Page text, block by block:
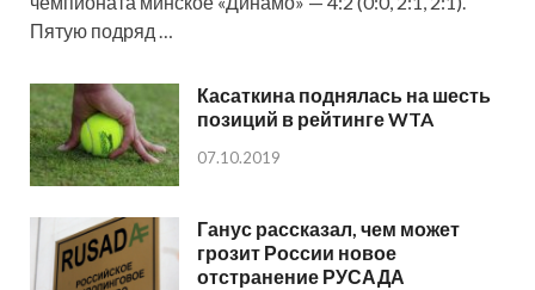
Пятую подряд …
Касаткина поднялась на шесть
позиций в рейтинге WTA
07.10.2019
Ганус рассказал, чем может
грозит России новое
отстранение РУСАДА